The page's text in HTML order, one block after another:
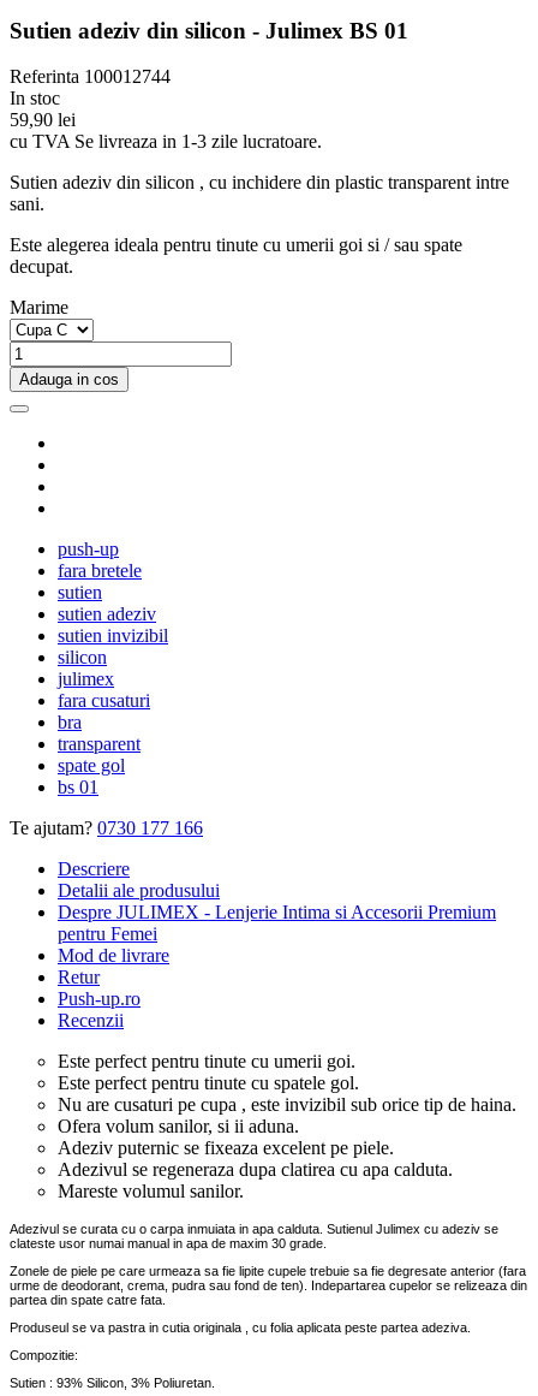
Sutien adeziv din silicon - Julimex BS 01
Referinta 100012744
In stoc
59,90 lei
cu TVA Se livreaza in 1-3 zile lucratoare.
Sutien adeziv din silicon , cu inchidere din plastic transparent intre
sani.
Este alegerea ideala pentru tinute cu umerii goi si / sau spate
decupat.
Marime
Adauga in cos
push-up
fara bretele
sutien
sutien adeziv
sutien invizibil
silicon
julimex
fara cusaturi
bra
transparent
spate gol
bs 01
Te ajutam? 0730 177 166
Descriere
Detalii ale produsului
Despre JULIMEX - Lenjerie Intima si Accesorii Premium
pentru Femei
Mod de livrare
Retur
Push-up.ro
Recenzii
Este perfect pentru tinute cu umerii goi.
Este perfect pentru tinute cu spatele gol.
Nu are cusaturi pe cupa , este invizibil sub orice tip de haina.
Ofera volum sanilor, si ii aduna.
Adeziv puternic se fixeaza excelent pe piele.
Adezivul se regeneraza dupa clatirea cu apa calduta.
Mareste volumul sanilor.
Adezivul se curata cu o carpa inmuiata in apa calduta. Sutienul Julimex cu adeziv se
clateste usor numai manual in apa de maxim 30 grade.
Zonele de piele pe care urmeaza sa fie lipite cupele trebuie sa fie degresate anterior (fara
urme de deodorant, crema, pudra sau fond de ten). Indepartarea cupelor se relizeaza din
partea din spate catre fata.
Produseul se va pastra in cutia originala , cu folia aplicata peste partea adeziva.
Compozitie:
Sutien : 93% Silicon, 3% Poliuretan.